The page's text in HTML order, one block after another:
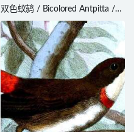
双色蚁鸫 / Bicolored Antpitta /
Grallaria rufocinerea